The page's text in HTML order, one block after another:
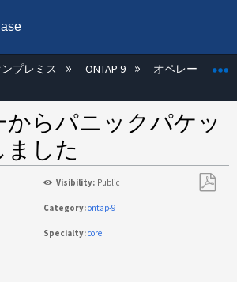
階層を展開/折りたたむ
プレミス ONTAP 9 オペレーティン
らパニックパケッ
ました
Visibility: Public
Category:ontap-9
Specialty:core